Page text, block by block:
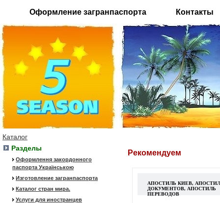
Оформление загранпаспорта Контакты
Каталог
Разделы
Оформлення закордонного
паспорта Українською
Изготовление загранпаспорта
Каталог стран мира.
Услуги для иностранцев
Рекомендуем
АПОСТИЛЬ КИЕВ,
ДОКУМЕНТОВ, АПОСТИЛЬ
ПЕРЕВОДОВ